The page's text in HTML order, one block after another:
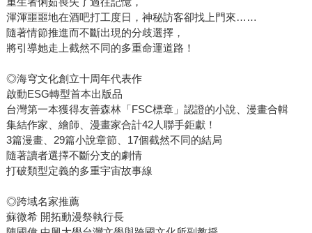
渾渾噩噩地在酒吧打工度日，神秘訪客卻找上門來……
隨著情節推進而不斷出現的分歧選擇，
將引導她走上截然不同的多重命運道路！
◎海穹文化創立十周年代表作
啟動ESG轉型首本出版品
台灣第一本獲得友善森林「FSC標章」認證的小說、漫畫合輯
集結作家、繪師、漫畫家合計42人聯手鉅獻！
3篇漫畫、29篇小說章節、17個截然不同的結局
隨著讀者選擇不斷分支的劇情
打破類型定義的多重宇宙故事線
◎跨域名家推薦
蘇微希 開拓動漫祭執行長